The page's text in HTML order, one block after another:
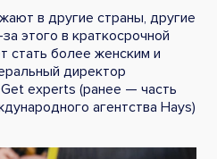
в другие страны, другие
этого в краткосрочной
стать более женским и
директор
experts (ранее — часть
агентства Hays)